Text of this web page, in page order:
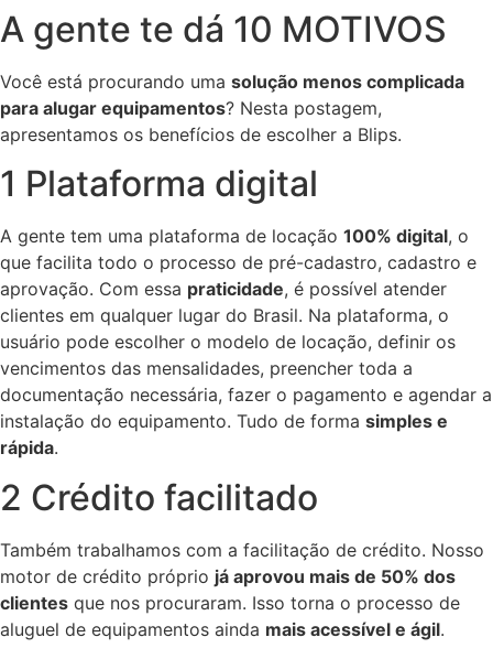
A gente te dá 10 MOTIVOS
Você está procurando uma solução menos complicada
para alugar equipamentos? Nesta postagem,
apresentamos os benefícios de escolher a Blips.
1 Plataforma digital
A gente tem uma plataforma de locação 100% digital, o
que facilita todo o processo de pré-cadastro, cadastro e
aprovação. Com essa praticidade, é possível atender
clientes em qualquer lugar do Brasil. Na plataforma, o
usuário pode escolher o modelo de locação, definir os
vencimentos das mensalidades, preencher toda a
documentação necessária, fazer o pagamento e agendar a
instalação do equipamento. Tudo de forma simples e
rápida.
2 Crédito facilitado
Também trabalhamos com a facilitação de crédito. Nosso
motor de crédito próprio já aprovou mais de 50% dos
clientes que nos procuraram. Isso torna o processo de
aluguel de equipamentos ainda mais acessível e ágil.